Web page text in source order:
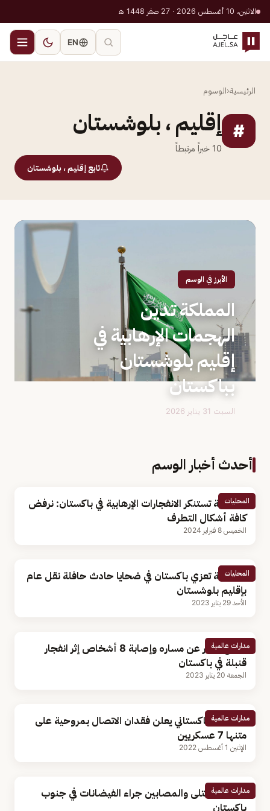
الاثنين، 10 أغسطس 2026 · 27 صفر 1448 هـ
EN
الرئيسية‹الوسوم
# إقليم ، بلوشستان
10 خبراً مرتبطاً
تابع إقليم ، بلوشستان
الأبرز في الوسم
المملكة تدين
الهجمات الإرهابية في
إقليم بلوشستان
بباكستان
السبت 31 يناير 2026
أحدث أخبار الوسم
المحليات
المملكة تستنكر الانفجارات الإرهابية في باكستان: نرفض
كافة أشكال التطرف
الخميس 8 فبراير 2024
المحليات
المملكة تعزي باكستان في ضحايا حادث حافلة نقل عام
بإقليم بلوشستان
الأحد 29 يناير 2023
مدارات عالمية
خروج قطار عن مساره وإصابة 8 أشخاص إثر انفجار
قنبلة في باكستان
الجمعة 20 يناير 2023
مدارات عالمية
الجيش الباكستاني يعلن فقدان الاتصال بمروحية على
متنها 7 عسكريين
الإثنين 1 أغسطس 2022
مدارات عالمية
عشرات القتلى والمصابين جراء الفيضانات في جنوب
باكستان